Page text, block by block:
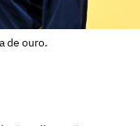
de ouro.